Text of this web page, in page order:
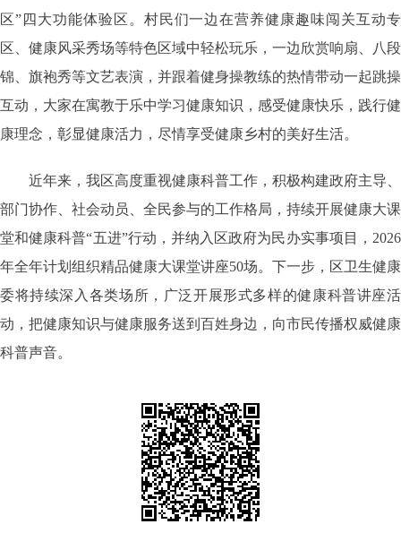
区”四大功能体验区。村民们一边在营养健康趣味闯关互动专
区、健康风采秀场等特色区域中轻松玩乐，一边欣赏响扇、八段
锦、旗袍秀等文艺表演，并跟着健身操教练的热情带动一起跳操
互动，大家在寓教于乐中学习健康知识，感受健康快乐，践行健
康理念，彰显健康活力，尽情享受健康乡村的美好生活。
近年来，我区高度重视健康科普工作，积极构建政府主导、
部门协作、社会动员、全民参与的工作格局，持续开展健康大课
堂和健康科普“五进”行动，并纳入区政府为民办实事项目，2026
年全年计划组织精品健康大课堂讲座50场。下一步，区卫生健康
委将持续深入各类场所，广泛开展形式多样的健康科普讲座活
动，把健康知识与健康服务送到百姓身边，向市民传播权威健康
科普声音。